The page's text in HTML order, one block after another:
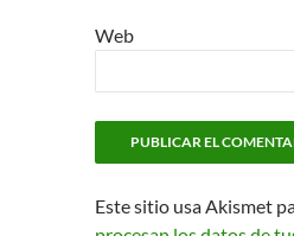
Web
Este sitio usa Akismet